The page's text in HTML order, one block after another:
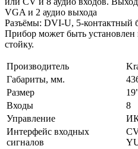
VGA и 2 аудио выхода
Разъёмы: DVI-U, 5-контактный
Прибор может быть
стойку.
Производитель
Габариты, мм.
Размер
Входы
8
Управление
Интерфейс входных
сигналов